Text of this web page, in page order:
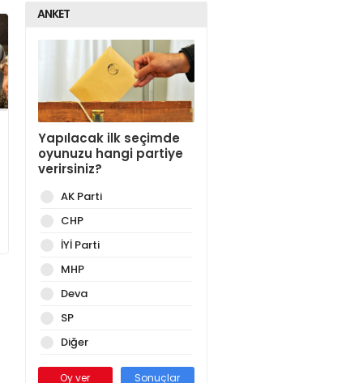
ANKET
Yapılacak ilk seçimde
oyunuzu hangi partiye
verirsiniz?
AK Parti
CHP
İYİ Parti
MHP
Deva
SP
Diğer
Oy ver Sonuçlar